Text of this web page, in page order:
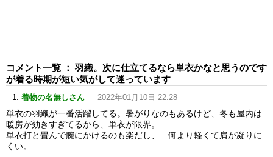
コメント一覧 ： 羽織。次に仕立てるなら単衣かなと思うのです
が着る時期が短い気がして迷っています
着物の名無しさん 2022年01月10日 22:28
単衣の羽織が一番活躍してる。暑がりなのもあるけど、冬も屋内は
暖房が効きすぎてるから、単衣が限界。
単衣打と畳んで腕にかけるのも楽だし、 何より軽くて肩が凝りに
くい。